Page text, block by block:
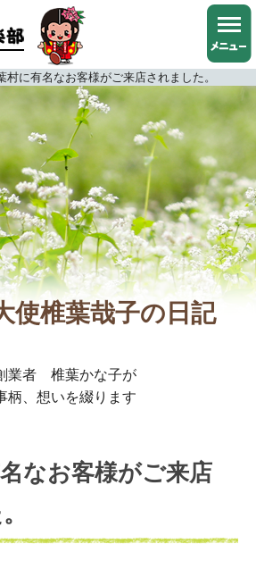
村に有名なお客様がご来店されました。
使椎葉哉子の日記
業者 椎葉かな子が
柄、想いを綴ります
なお客様がご来店